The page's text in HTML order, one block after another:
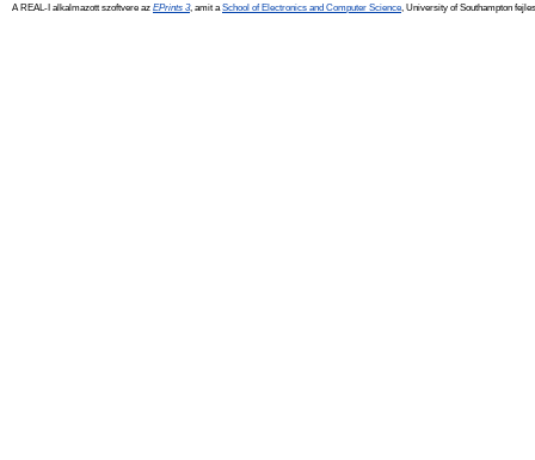
A REAL-I alkalmazott szoftvere az EPrints 3, amit a School of Electronics and Computer Science , University of Southampton